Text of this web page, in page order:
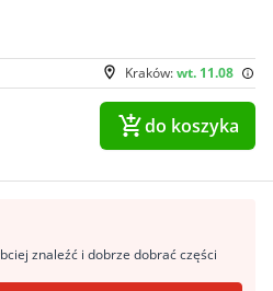
Kraków:wt. 11.08
do koszyka
znaleźć i dobrze dobrać części